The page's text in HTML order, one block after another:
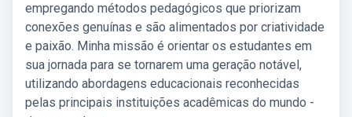
empregando métodos pedagógicos que priorizam
conexões genuínas e são alimentados por criatividade
e paixão. Minha missão é orientar os estudantes em
sua jornada para se tornarem uma geração notável,
utilizando abordagens educacionais reconhecidas
pelas principais instituições acadêmicas do mundo -